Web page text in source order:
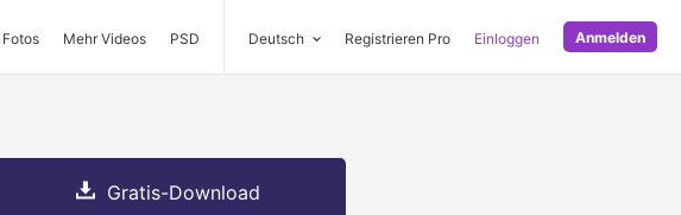
Fotos Mehr Videos PSD Deutsch Registrieren Pro Einloggen Anmelden
Gratis-Download